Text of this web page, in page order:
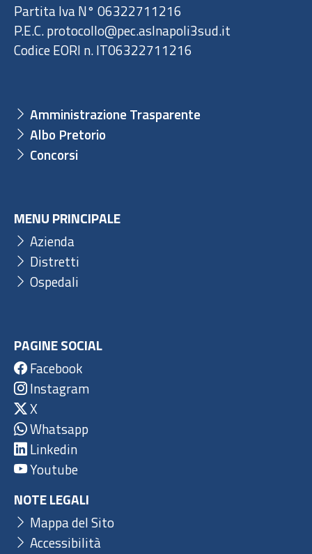
Partita Iva N° 06322711216
P.E.C. protocollo@pec.aslnapoli3sud.it
Codice EORI n. IT06322711216
Amministrazione Trasparente
Albo Pretorio
Concorsi
MENU PRINCIPALE
Azienda
Distretti
Ospedali
PAGINE SOCIAL
Facebook
Instagram
X
Whatsapp
Linkedin
Youtube
NOTE LEGALI
Mappa del Sito
Accessibilità